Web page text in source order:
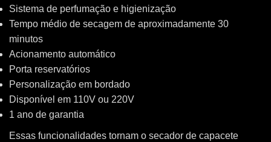
Sistema de perfumação e higienização
Tempo médio de secagem de aproximadamente 30
minutos
Acionamento automático
Porta reservatórios
Personalização em bordado
Disponível em 110V ou 220V
1 ano de garantia
Essas funcionalidades tornam o secador de capacete